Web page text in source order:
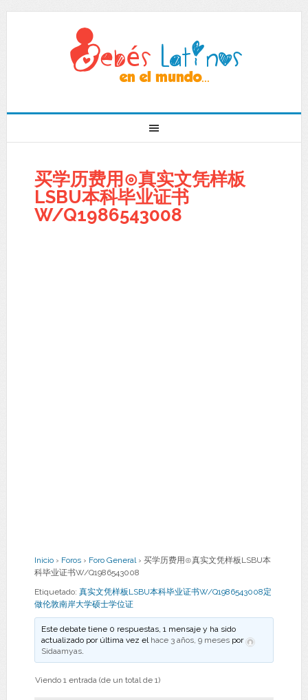
买学历费用⊙真实文凭样板
LSBU本科毕业证书
W/Q1986543008
Inicio › Foros › Foro General › 买学历费用⊙真实文凭样板LSBU本
科毕业证书W/Q1986543008
Etiquetado: 真实文凭样板LSBU本科毕业证书W/Q1986543008定
做伦敦南岸大学硕士学位证
Este debate tiene 0 respuestas, 1 mensaje y ha sido
actualizado por última vez el hace 3 años, 9 meses por
Sidaamyas.
Viendo 1 entrada (de un total de 1)